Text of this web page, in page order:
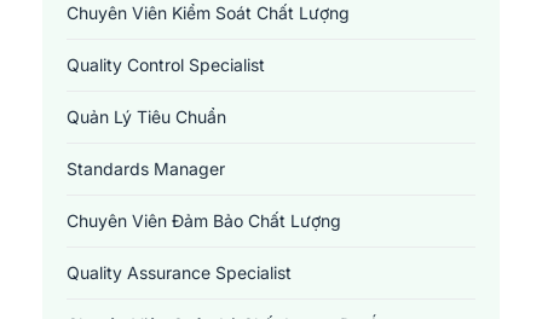
Chuyên Viên Kiểm Soát Chất Lượng
Quality Control Specialist
Quản Lý Tiêu Chuẩn
Standards Manager
Chuyên Viên Đảm Bảo Chất Lượng
Quality Assurance Specialist